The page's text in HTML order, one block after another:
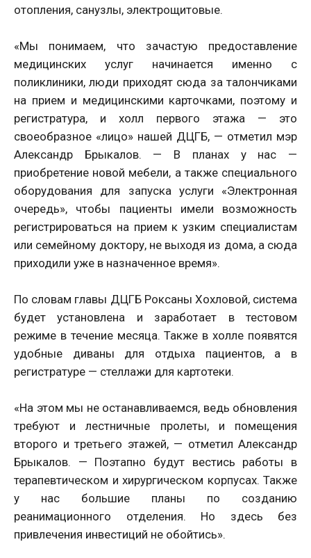
отопления, санузлы, электрощитовые.
«Мы понимаем, что зачастую предоставление
медицинских услуг начинается именно с
поликлиники, люди приходят сюда за талончиками
на прием и медицинскими карточками, поэтому и
регистратура, и холл первого этажа — это
своеобразное «лицо» нашей ДЦГБ, — отметил мэр
Александр Брыкалов. — В планах у нас —
приобретение новой мебели, а также специального
оборудования для запуска услуги «Электронная
очередь», чтобы пациенты имели возможность
регистрироваться на прием к узким специалистам
или семейному доктору, не выходя из дома, а сюда
приходили уже в назначенное время».
По словам главы ДЦГБ Роксаны Хохловой, система
будет установлена и заработает в тестовом
режиме в течение месяца. Также в холле появятся
удобные диваны для отдыха пациентов, а в
регистратуре — стеллажи для картотеки.
«На этом мы не останавливаемся, ведь обновления
требуют и лестничные пролеты, и помещения
второго и третьего этажей, — отметил Александр
Брыкалов. — Поэтапно будут вестись работы в
терапевтическом и хирургическом корпусах. Также
у нас большие планы по созданию
реанимационного отделения. Но здесь без
привлечения инвестиций не обойтись».